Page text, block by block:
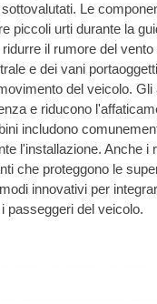
Le
piccoli urti durante la
il rumore del
e dei vani
del veicolo.
e riducono
includono
l'installazione. Anche
che proteggono le
innovativi per
passeggeri del veicolo.